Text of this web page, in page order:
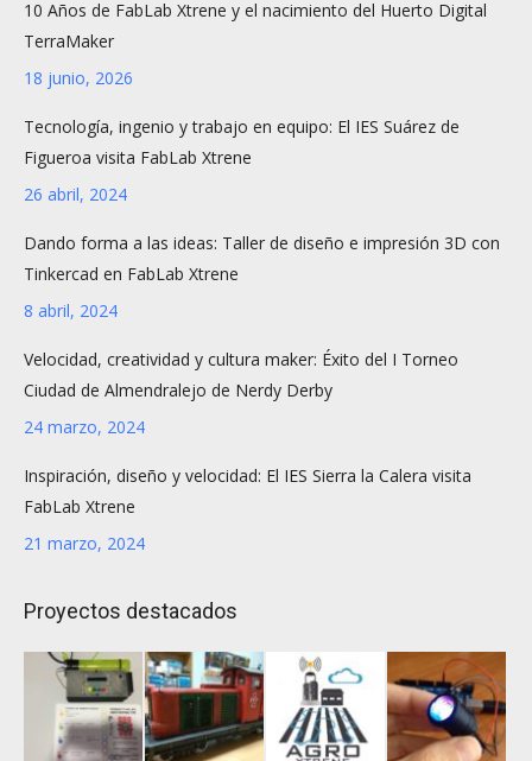
10 Años de FabLab Xtrene y el nacimiento del Huerto Digital
TerraMaker
18 junio, 2026
Tecnología, ingenio y trabajo en equipo: El IES Suárez de
Figueroa visita FabLab Xtrene
26 abril, 2024
Dando forma a las ideas: Taller de diseño e impresión 3D con
Tinkercad en FabLab Xtrene
8 abril, 2024
Velocidad, creatividad y cultura maker: Éxito del I Torneo
Ciudad de Almendralejo de Nerdy Derby
24 marzo, 2024
Inspiración, diseño y velocidad: El IES Sierra la Calera visita
FabLab Xtrene
21 marzo, 2024
Proyectos destacados